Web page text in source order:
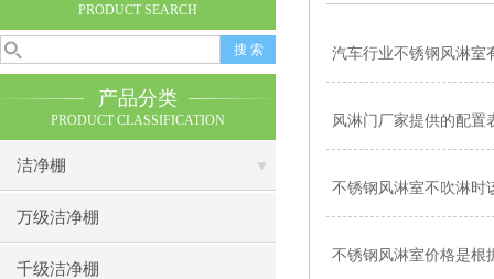
PRODUCT SEARCH
产品分类
PRODUCT CLASSIFICATION
洁净棚
万级洁净棚
千级洁净棚
汽车行业不锈钢风淋室
风淋门厂家提供的配置
不锈钢风淋室不吹淋时
不锈钢风淋室价格是根